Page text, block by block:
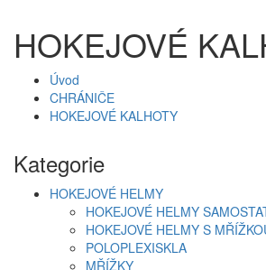
HOKEJOVÉ
Úvod
CHRÁNIČE
HOKEJOVÉ KALHOTY
Kategorie
HOKEJOVÉ HELMY
HOKEJOVÉ HELMY
HOKEJOVÉ HELMY S
POLOPLEXISKLA
MŘÍŽKY